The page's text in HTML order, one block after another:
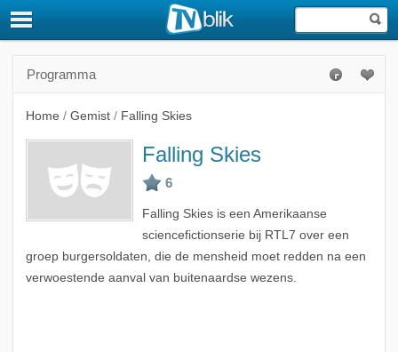
Programma
Home / Gemist / Falling Skies
Falling Skies
Falling Skies is een Amerikaanse
sciencefictionserie bij RTL7 over een
groep burgersoldaten, die de mensheid moet redden na een
verwoestende aanval van buitenaardse wezens.